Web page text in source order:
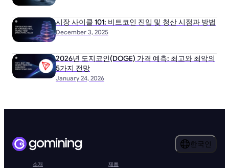
December 3, 2025
시장 사이클 101: 비트코인 진입 및 청산 시점과 방법
January 24, 2026
2026년 도지코인(DOGE) 가격 예측: 최고와 최악의
5가지 전망
한국인
소개 제품